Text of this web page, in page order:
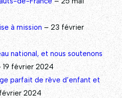
à mission– 23 février
national, et nous soutenons
19 février 2024
parfait de rêve d’enfant et
2024